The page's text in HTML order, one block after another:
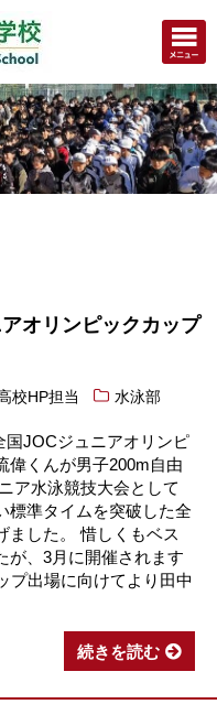
オリンピックカップ
校HP担当 水泳部
国JOCジュニアオリンピ
偉くんが男子200m自由
ア水泳競技大会として
標準タイムを突破した全
ました。 惜しくもベス
が、3月に開催されます
プ出場に向けてより田中
続きを読む